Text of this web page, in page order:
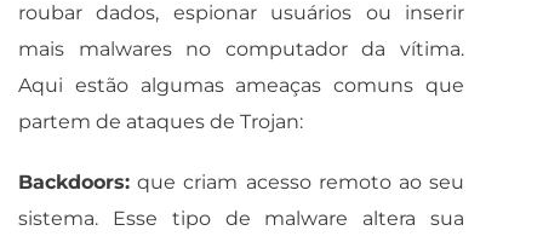
roubar dados, espionar usuários ou inserir
mais malwares no computador da vítima.
Aqui estão algumas ameaças comuns que
partem de ataques de Trojan:
Backdoors: que criam acesso remoto ao seu
sistema. Esse tipo de malware altera sua